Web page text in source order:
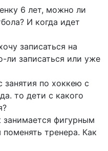
6 лет, можно ли
И когда идет
записаться на
записаться или уже
занятия по хоккею с
то дети с какого
занимается фигурным
тренера. Как